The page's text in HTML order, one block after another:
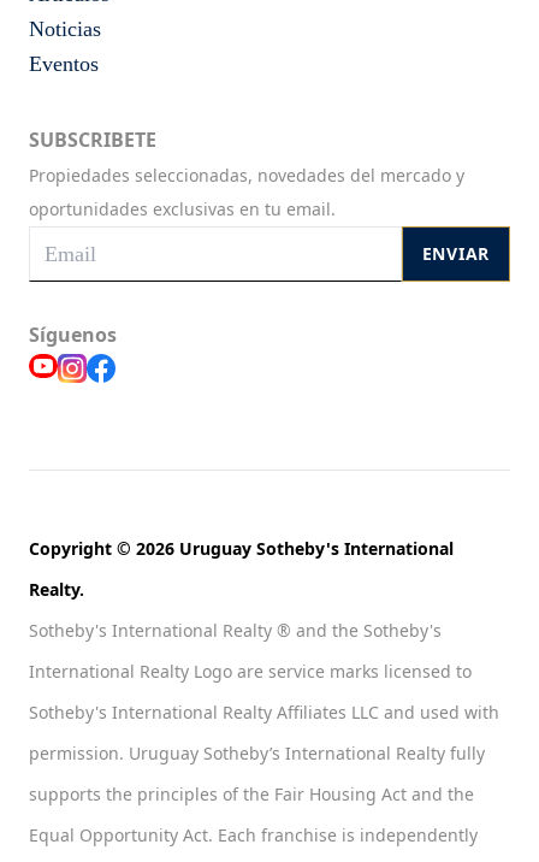
Noticias
Eventos
SUBSCRIBETE
Propiedades seleccionadas, novedades del mercado y
oportunidades exclusivas en tu email.
ENVIAR
Síguenos
Copyright © 2026 Uruguay Sotheby's International
Realty.
Sotheby's International Realty ® and the Sotheby's
International Realty Logo are service marks licensed to
Sotheby's International Realty Affiliates LLC and used with
permission. Uruguay Sotheby’s International Realty fully
supports the principles of the Fair Housing Act and the
Equal Opportunity Act. Each franchise is independently